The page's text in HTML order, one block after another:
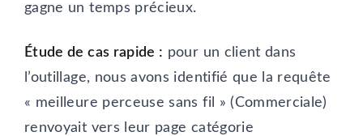
gagne un temps précieux.
Étude de cas rapide : pour un client dans
l’outillage, nous avons identifié que la requête
« meilleure perceuse sans fil » (Commerciale)
renvoyait vers leur page catégorie